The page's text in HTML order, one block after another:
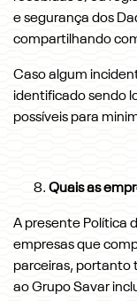
e segurança dos
compartilhando
Caso algum
identificado sendo
possíveis para
Quais as
A presente Política
empresas que
parceiras, portanto
ao Grupo Savar